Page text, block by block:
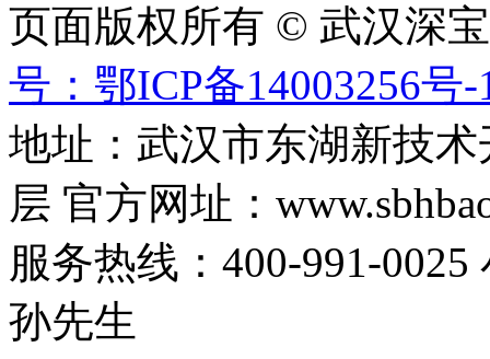
页面版权所有 © 武汉深
号：鄂ICP备14003256号-
地址：武汉市东湖新技
层 官方网址：
服务热线：400-991-
孙先生